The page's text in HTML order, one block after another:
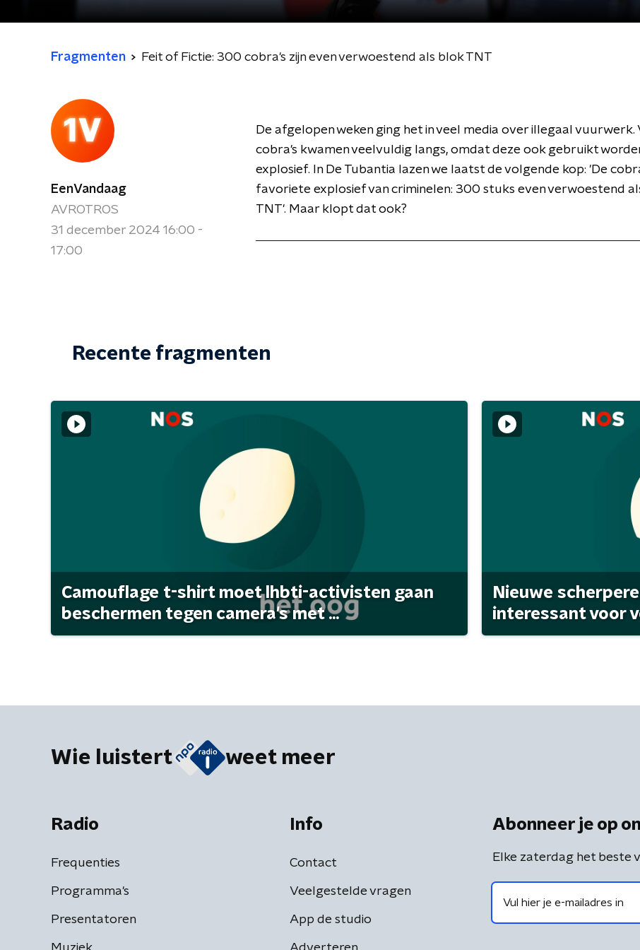
Fragmenten Feit of Fictie: 300 cobra's zijn even verwoestend als blok TNT
EenVandaag
AVROTROS
31 december 2024 16:00 -
17:00
De afgelopen weken ging het in veel media over illegaal vuurwerk.
cobra's kwamen veelvuldig langs, omdat deze ook gebruikt
explosief. In De Tubantia lazen we laatst de volgende kop: 'De
favoriete explosief van criminelen: 300 stuks even verwoestend
TNT'. Maar klopt dat ook?
Recente fragmenten
Camouflage t-shirt moet lhbti-activisten gaan
beschermen tegen camera's met ...
Nieuwe
interessant voor
Wie luistert weet meer
Radio
Frequenties
Programma's
Presentatoren
Info
Contact
Veelgestelde vragen
App de studio
Abonneer je op
Elke zaterdag het beste